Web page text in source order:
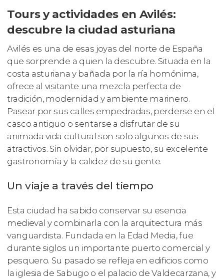
Tours y actividades en Avilés:
descubre la ciudad asturiana
Avilés es una de esas joyas del norte de España
que sorprende a quien la descubre. Situada en la
costa asturiana y bañada por la ría homónima,
ofrece al visitante una mezcla perfecta de
tradición, modernidad y ambiente marinero.
Pasear por sus calles empedradas, perderse en el
casco antiguo o sentarse a disfrutar de su
animada vida cultural son solo algunos de sus
atractivos. Sin olvidar, por supuesto, su excelente
gastronomía y la calidez de su gente.
Un viaje a través del tiempo
Esta ciudad ha sabido conservar su esencia
medieval y combinarla con la arquitectura más
vanguardista. Fundada en la Edad Media, fue
durante siglos un importante puerto comercial y
pesquero. Su pasado se refleja en edificios como
la iglesia de Sabugo o el palacio de Valdecarzana, y